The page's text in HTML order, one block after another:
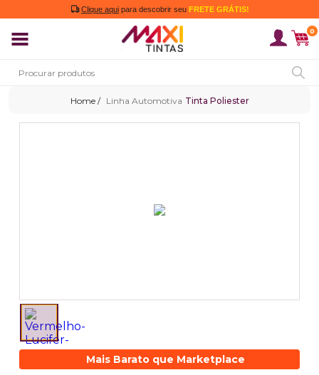
Clique aqui para descobrir seu FRETE GRÁTIS!
0
Linha Automotiva Tinta Poliester
Mais Barato que Marketplace